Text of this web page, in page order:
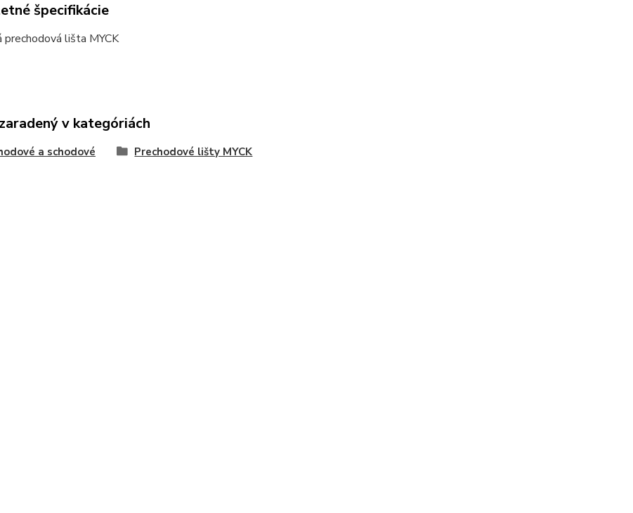
špecifikácie
lišta MYCK
v kategóriách
a schodové
Prechodové lišty MYCK